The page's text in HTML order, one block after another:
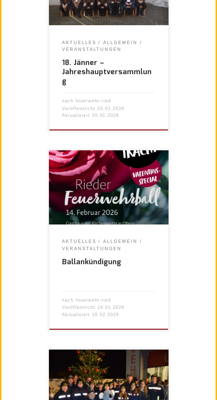
AKTUELLES
ALLGEMEIN
VERANSTALTUNGEN
18. Jänner –
Jahreshauptversammlun
g
nach feuerwehr-ried
Veröffentlicht
20.01.2026
Aktualisiert 20.01.2026
AKTUELLES
ALLGEMEIN
VERANSTALTUNGEN
Ballankündigung
nach feuerwehr-ried
Veröffentlicht
16.01.2026
Aktualisiert
16.02.2026